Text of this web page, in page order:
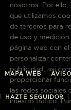
MAPA WEB
HAZTE SEGUIDOR
nosotros. Por
que utilizamos
de terceros para
de uso y medición
página web con el
personalizar
publicidad, así
proporcionar
las redes sociales
nuestro tráfico.